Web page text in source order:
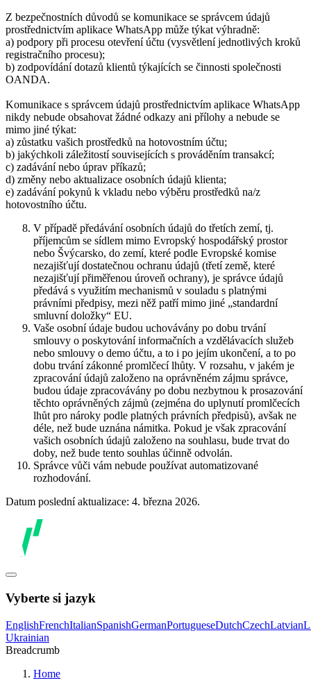
Z bezpečnostních důvodů se komunikace se správcem údajů
prostřednictvím aplikace WhatsApp může týkat výhradně:
a) podpory při procesu otevření účtu (vysvětlení jednotlivých kroků
registračního procesu);
b) zodpovídání dotazů klientů týkajících se činnosti společnosti
OANDA.
Komunikace s správcem údajů prostřednictvím aplikace WhatsApp
nikdy nebude obsahovat žádné odkazy ani přílohy a nebude se
mimo jiné týkat:
a) zůstatku vašich prostředků na hotovostním účtu;
b) jakýchkoli záležitostí souvisejících s prováděním transakcí;
c) zadávání nebo úprav příkazů;
d) změny nebo aktualizace osobních údajů klienta;
e) zadávání pokynů k vkladu nebo výběru prostředků na/z
hotovostního účtu.
V případě předávání osobních údajů do třetích zemí, tj.
příjemcům se sídlem mimo Evropský hospodářský prostor
nebo Švýcarsko, do zemí, které podle Evropské komise
nezajišťují dostatečnou ochranu údajů (třetí země, které
nezajišťují přiměřenou úroveň ochrany), je správce údajů
předává s využitím mechanismů v souladu s platnými
právními předpisy, mezi něž patří mimo jiné „standardní
smluvní doložky“ EU.
Vaše osobní údaje budou uchovávány po dobu trvání
smlouvy o poskytování informačních a vzdělávacích služeb
nebo smlouvy o demo účtu, a to i po jejím ukončení, a to po
dobu trvání zákonné promlčecí lhůty. V rozsahu, v jakém je
zpracování údajů založeno na oprávněném zájmu správce,
budou údaje zpracovávány po dobu nezbytnou k prosazování
těchto oprávněných zájmů (zejména do uplynutí promlčecích
lhůt pro nároky podle platných právních předpisů), avšak ne
déle, než bude uznána námitka. Pokud je však zpracování
vašich osobních údajů založeno na souhlasu, bude trvat do
doby, než bude tento souhlas účinně odvolán.
Správce vůči vám nebude používat automatizované
rozhodování.
Datum poslední aktualizace: 4. března 2026.
Vyberte si jazyk
EnglishFrenchItalianSpanishGermanPortugueseDutchCzechLatvian
Ukrainian
Breadcrumb
Home